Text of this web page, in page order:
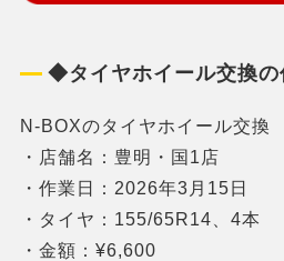
◆タイヤホイール交換の
N-BOXのタイヤホイール交換
・店舗名：豊明・国1店
・作業日：2026年3月15日
・タイヤ：155/65R14、4本
・金額：¥6,600